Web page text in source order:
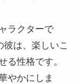
ラクターで
は、楽しいこ
る性格です。
やかにしま